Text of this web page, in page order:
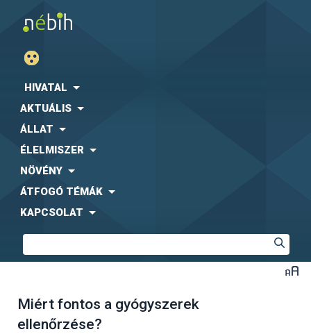
HIVATAL
AKTUÁLIS
ÁLLAT
ÉLELMISZER
NÖVÉNY
ÁTFOGÓ TÉMÁK
KAPCSOLAT
Miért fontos a gyógyszerek
ellenőrzése?